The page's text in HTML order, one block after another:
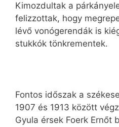
Kimozdultak a
felizzottak, hogy
lévő vonógerendák is
stukkók tönkrementek.
Fontos időszak a
1907 és 1913 között
Gyula érsek Foerk Ernőt